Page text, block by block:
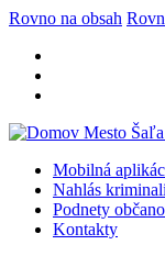
Rovno na obsah
Mobilná
Nahlás
Podnety
Kontakty